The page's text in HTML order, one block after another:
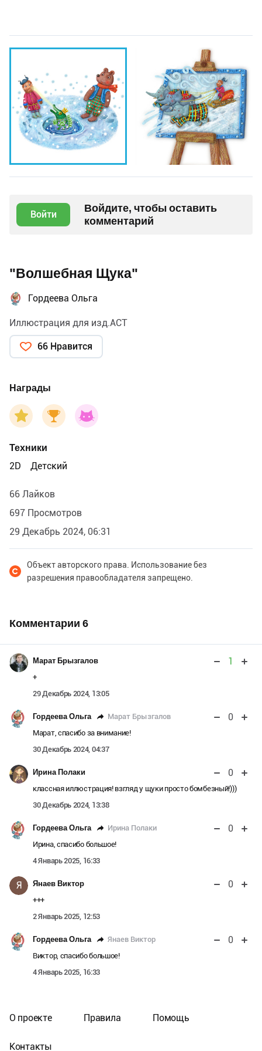
Войти
Войдите, чтобы оставить
комментарий
"Волшебная Щука"
Гордеева Ольга
Иллюстрация для изд.АСТ
66 Нравится
Награды
Техники
2D
Детский
66 Лайков
697 Просмотров
29 Декабрь 2024, 06:31
Объект авторского права. Использование без
разрешения правообладателя запрещено.
Комментарии 6
Марат Брызгалов 1
+
29 Декабрь 2024, 13:05
Гордеева Ольга Марат Брызгалов 0
Марат, спасибо за внимание!
30 Декабрь 2024, 04:37
Ирина Полаки 0
классная иллюстрация! взгляд у щуки просто бомбезный!)))
30 Декабрь 2024, 13:38
Гордеева Ольга Ирина Полаки 0
Ирина, спасибо большое!
4 Январь 2025, 16:33
Я Янаев Виктор 0
+++
2 Январь 2025, 12:53
Гордеева Ольга Янаев Виктор 0
Виктор, спасибо большое!
4 Январь 2025, 16:33
О проекте Правила Помощь
Контакты